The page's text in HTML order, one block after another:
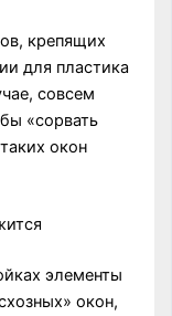
крепящих
для пластика
совсем
«сорвать
окон
элементы
окон,